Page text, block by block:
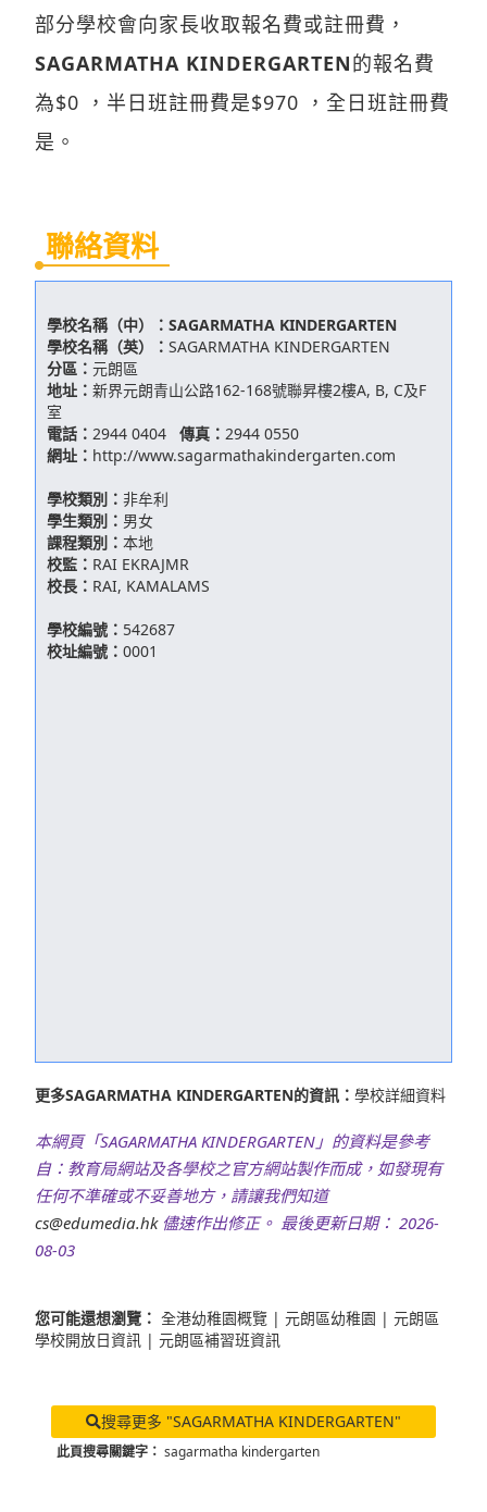
部分學校會向家長收取報名費或註冊費，
SAGARMATHA KINDERGARTEN的報名費
為$0 ，半日班註冊費是$970 ，全日班註冊費
是。
聯絡資料
學校名稱（中）： SAGARMATHA KINDERGARTEN
學校名稱（英）： SAGARMATHA KINDERGARTEN
分區： 元朗區
地址： 新界元朗青山公路162-168號聯昇樓2樓A, B, C及F
室
電話： 2944 0404 傳真： 2944 0550
網址： http://www.sagarmathakindergarten.com
學校類別： 非牟利
學生類別： 男女
課程類別： 本地
校監： RAI EKRAJMR
校長： RAI, KAMALAMS
學校編號： 542687
校址編號： 0001
更多SAGARMATHA KINDERGARTEN的資訊： 學校詳細資料
本網頁「SAGARMATHA KINDERGARTEN」的資料是參考
自：教育局網站及各學校之官方網站製作而成，如發現有
任何不準確或不妥善地方，請讓我們知道
cs@edumedia.hk儘速作出修正。 最後更新日期： 2026-
08-03
您可能還想瀏覽： 全港幼稚園概覽 | 元朗區幼稚園 | 元朗區
學校開放日資訊 | 元朗區補習班資訊
搜尋更多 "SAGARMATHA KINDERGARTEN"
此頁搜尋關鍵字： sagarmatha kindergarten